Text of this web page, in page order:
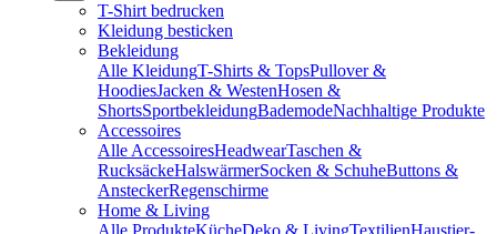
T-Shirt bedrucken
Kleidung besticken
Bekleidung
Alle KleidungT-Shirts & TopsPullover &
HoodiesJacken & WestenHosen &
ShortsSportbekleidungBademodeNachhaltige Produkte
Accessoires
Alle AccessoiresHeadwearTaschen &
RucksäckeHalswärmerSocken & SchuheButtons &
AnsteckerRegenschirme
Home & Living